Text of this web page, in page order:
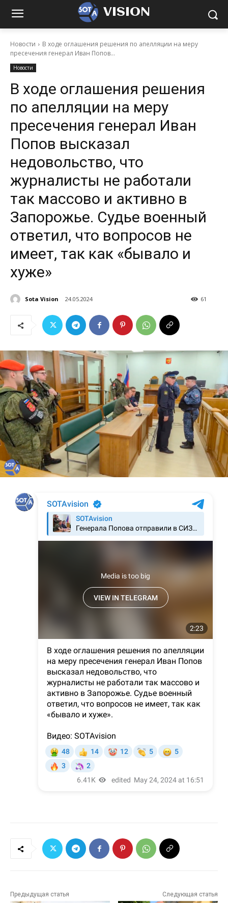
VISION
Новости
В ходе оглашения решения по апелляции на меру
пресечения генерал Иван Попов...
Новости
В ходе оглашения решения
по апелляции на меру
пресечения генерал Иван
Попов высказал
недовольство, что
журналисты не работали
так массово и активно в
Запорожье. Судье военный
ответил, что вопросов не
имеет, так как «бывало и
хуже»
Sota Vision 24.05.2024 61
Предыдущая статья Следующая статья